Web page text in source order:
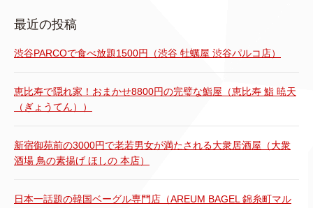
最近の投稿
渋谷PARCOで食べ放題1500円（渋谷 牡蠣屋 渋谷パルコ店）
恵比寿で隠れ家！おまかせ8800円の完璧な鮨屋（恵比寿 鮨 暁天
（ぎょうてん））
新宿御苑前の3000円で老若男女が満たされる大衆居酒屋（大衆
酒場 鳥の素揚げ ほしの 本店）
日本一話題の韓国ベーグル専門店（AREUM BAGEL 錦糸町マル